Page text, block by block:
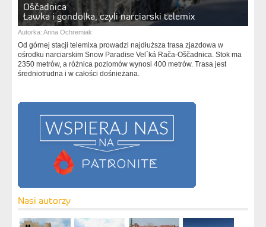
Oščadnica
Ławka i gondolka, czyli narciarski telemix
Autorka: Anna Ochremiak
Od górnej stacji telemixa prowadzi najdłuższa trasa zjazdowa w
ośrodku narciarskim Snow Paradise Vel´ká Rača-Oščadnica. Stok ma
2350 metrów, a różnica poziomów wynosi 400 metrów. Trasa jest
średniotrudna i w całości dośnieżana.
Nasi autorzy